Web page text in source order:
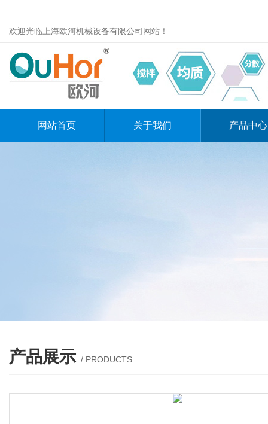
欢迎光临上海欧河机械设备有限公司网站！
网站首页 关于我们 产品中心
产品展示 / PRODUCTS